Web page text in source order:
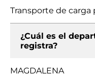
Transporte de carga
¿Cuál es el
registra?
MAGDALENA